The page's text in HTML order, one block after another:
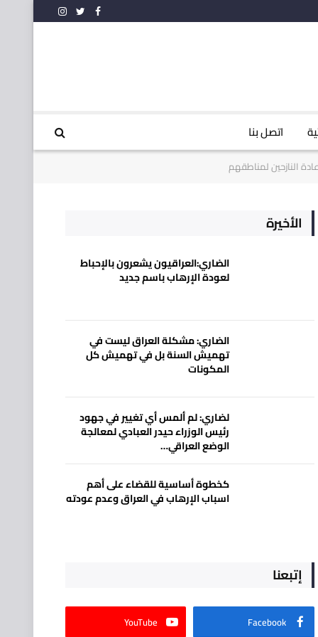
فيسبوك
تويترالانستغرام
اتصل بنا
⁧‫النازحين‬⁩ لمناطقهم
الأخيرة
الضاري:العراقيون يشعرون بالإحباط
لعودة الإرهاب باسم جديد
الضاري: مشكلة العراق ليست في
تهميش السنة بل في تهميش كل
المكونات
لضاري: لم ألمس أي تغيير في جهود
رئيس الوزراء حيدر العبادي لمعالجة
الوضع العراقي…
كخطوة أساسية للقضاء على أهم
اسباب الإرهاب في العراق وعدم عودته
إتبعنا
Facebook
YouTube